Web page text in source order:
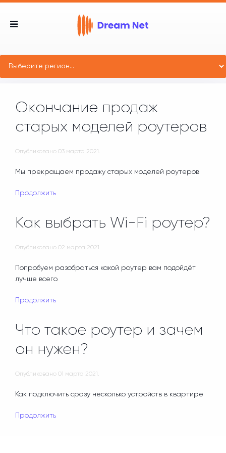
Окончание продаж
старых моделей роутеров
Опубликовано 03 марта 2021 .
Мы прекращаем продажу старых моделей роутеров
Продолжить
Как выбрать Wi-Fi роутер?
Опубликовано 02 марта 2021 .
Попробуем разобраться какой роутер вам подойдёт
лучше всего.
Продолжить
Что такое роутер и зачем
он нужен?
Опубликовано 01 марта 2021 .
Как подключить сразу несколько устройств в квартире
Продолжить